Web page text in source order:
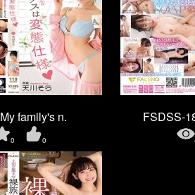
family's n.
0 0
FSDSS-